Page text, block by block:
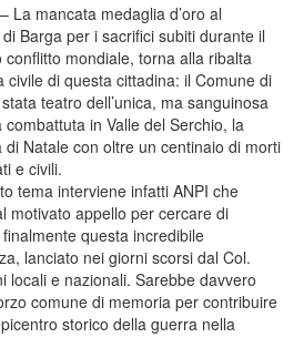
La mancata medaglia d’oro al
Barga per i sacrifici subiti durante il
conflitto mondiale, torna alla ribalta
civile di questa cittadina: il Comune di
teatro dell’unica, ma sanguinosa
combattuta in Valle del Serchio, la
di Natale con oltre un centinaio di morti
e civili.
tema interviene infatti ANPI che
motivato appello per cercare di
questa incredibile
lanciato nei giorni scorsi dal Col.
locali e nazionali. Sarebbe davvero
comune di memoria per contribuire
storico della guerra nella